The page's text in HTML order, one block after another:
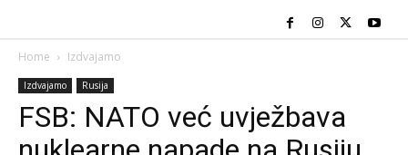
Home Izdvajamo
Izdvajamo Rusija
FSB: NATO već uvježbava